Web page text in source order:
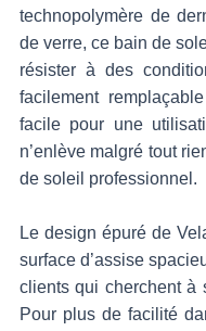
et
les
piscines
technopolymère de
de verre, ce bain de
résister à des
facilement
facile pour une
n’enlève malgré tout
de soleil professionnel.
Le design épuré de
surface d’assise
clients qui cherchent à
Pour plus de facilité